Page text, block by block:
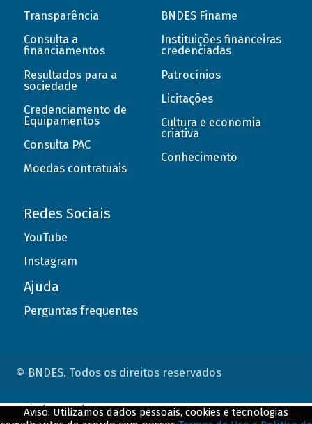
Transparência
Consulta a
financiamentos
Resultados para a
sociedade
Credenciamento de
Equipamentos
Consulta PAC
Moedas contratuais
BNDES Finame
Instituições financeiras
credenciadas
Patrocínios
Licitações
Cultura e economia
criativa
Conhecimento
Redes Sociais
YouTube
Instagram
Ajuda
Perguntas frequentes
© BNDES. Todos os direitos reservados
Aviso: Utilizamos dados pessoais, cookies e tecnologias
ConteÃºdo complementar